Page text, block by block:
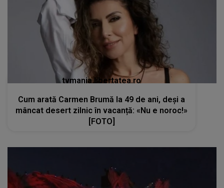
tvmania.libertatea.ro
Cum arată Carmen Brumă la 49 de ani, deși a
mâncat desert zilnic în vacanță: «Nu e noroc!»
[FOTO]